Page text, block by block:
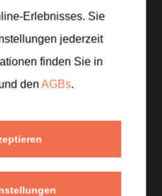
Salzwasser bissfest.
bis sie nussig
Knoblauch dazu und
Erlebnisses. Sie
jederzeit
finden Sie in
denAGBs.